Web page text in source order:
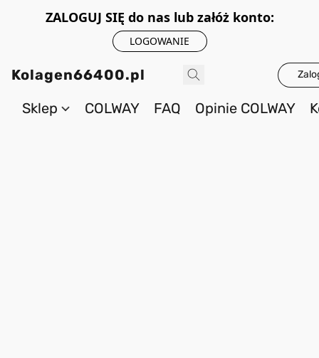
ZALOGUJ SIĘ do nas lub załóż konto:
LOGOWANIE
Kolagen66400.pl
Sklep COLWAY FAQ Opinie COLWAY